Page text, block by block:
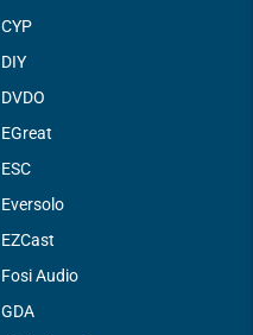
CYP
DIY
DVDO
EGreat
ESC
Eversolo
EZCast
Fosi Audio
GDA